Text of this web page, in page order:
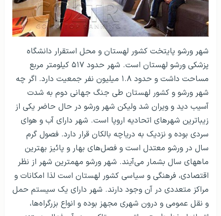
شهر ورشو پایتخت کشور لهستان و محل استقرار دانشگاه
پزشکی ورشو لهستان است. شهر حدود ۵۱۷ کیلومتر مربع
مساحت داشت و حدود ۱.۸ میلیون نفر جمعیت دارد. اگر چه
شهر ورشو و کشور لهستان طی جنگ جهانی دوم به شدت
آسیب دید و ویران شد ولیکن شهر ورشو در حال حاضر یکی از
زیباترین شهرهای اتحادیه اروپا است. شهر دارای آب و هوای
سردی بوده و نزدیک به دریاچه بالکان قرار دارد. فصول گرم
سال در ورشو معتدل است و فصل‌های بهار و پائیز بهترین
ماههای سال بشمار می‌آیند. شهر ورشو مهمترین شهر از نظر
اقتصادی، فرهنگی و سیاسی کشور لهستان است لذا امکانات و
مراکز متعددی در آن وجود دارند. شهر دارای یک سیستم حمل
و نقل عمومی و درون شهری مجهز بوده و انواع بزرگراه‌ها،